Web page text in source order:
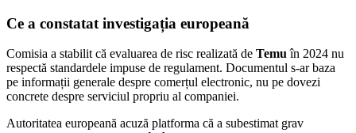
Ce a constatat investigația europeană
Comisia a stabilit că evaluarea de risc realizată de Temu în 2024 nu
respectă standardele impuse de regulament. Documentul s-ar baza
pe informații generale despre comerțul electronic, nu pe dovezi
concrete despre serviciul propriu al companiei.
Autoritatea europeană acuză platforma că a subestimat grav